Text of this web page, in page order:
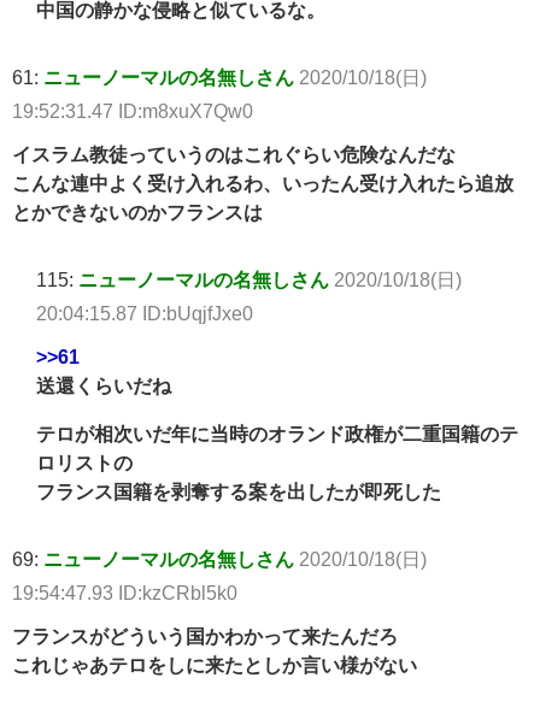
中国の静かな侵略と似ているな。
61: ニューノーマルの名無しさん 2020/10/18(日)
19:52:31.47 ID:m8xuX7Qw0
イスラム教徒っていうのはこれぐらい危険なんだな
こんな連中よく受け入れるわ、いったん受け入れたら追放
とかできないのかフランスは
115: ニューノーマルの名無しさん 2020/10/18(日)
20:04:15.87 ID:bUqjfJxe0
>>61
送還くらいだね
テロが相次いだ年に当時のオランド政権が二重国籍のテ
ロリストの
フランス国籍を剥奪する案を出したが即死した
69: ニューノーマルの名無しさん 2020/10/18(日)
19:54:47.93 ID:kzCRbl5k0
フランスがどういう国かわかって来たんだろ
これじゃあテロをしに来たとしか言い様がない